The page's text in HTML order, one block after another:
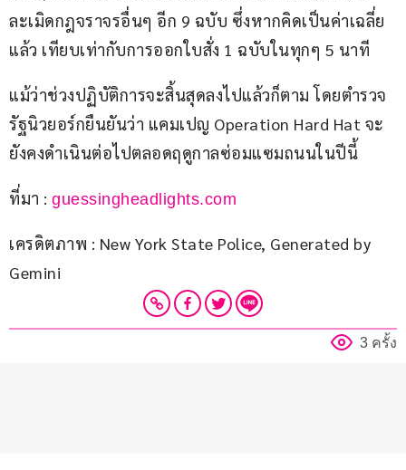
ละเมิดกฎจราจรอื่นๆ อีก 9 ฉบับ ซึ่งหากคิดเป็นค่าเฉลี่ย
แล้ว เทียบเท่ากับการออกใบสั่ง 1 ฉบับในทุกๆ 5 นาที
แม้ว่าช่วงปฏิบัติการจะสิ้นสุดลงไปแล้วก็ตาม โดยตำรวจ
รัฐนิวยอร์กยืนยันว่า แคมเปญ Operation Hard Hat จะ
ยังคงดำเนินต่อไปตลอดฤดูกาลซ่อมแซมถนนในปีนี้
ที่มา : guessingheadlights.com
เครดิตภาพ : New York State Police, Generated by
Gemini
3 ครั้ง